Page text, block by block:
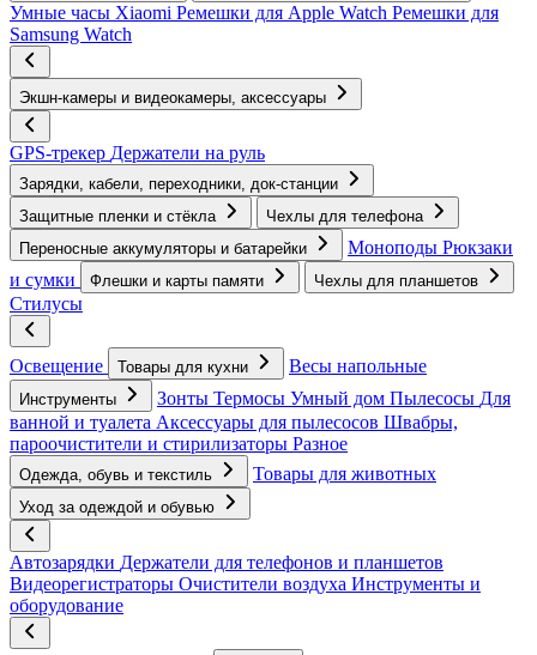
Умные часы Xiaomi Ремешки для Apple Watch Ремешки для
Samsung Watch
Экшн-камеры и видеокамеры, аксессуары
GPS-трекер Держатели на руль
Зарядки, кабели, переходники, док-станции
Защитные пленки и стёкла
Чехлы для телефона
Переносные аккумуляторы и батарейки
Моноподы Рюкзаки
и сумки
Флешки и карты памяти Чехлы для планшетов
Стилусы
Освещение Товары для кухни Весы напольные
Инструменты Зонты Термосы Умный дом Пылесосы Для
ванной и туалета Аксессуары для пылесосов Швабры,
пароочистители и стирилизаторы Разное
Одежда, обувь и текстиль Товары для животных
Уход за одеждой и обувью
Автозарядки Держатели для телефонов и планшетов
Видеорегистраторы Очистители воздуха Инструменты и
оборудование